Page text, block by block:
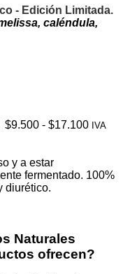
- Edición Limitada.
caléndula,
$9.500 - $17.100Rango
$9.500
IVA
y a estar
fermentado. 100%
diurético.
Naturales
ofrecen?